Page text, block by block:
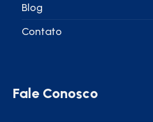
Blog
Contato
Fale Conosco